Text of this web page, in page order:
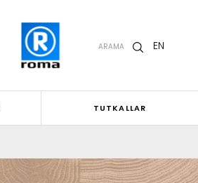
ARAMA EN
TUTKALLAR